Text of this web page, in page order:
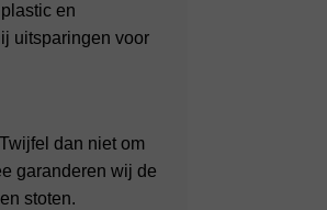
en
uitsparingen voor
dan niet om
garanderen wij de
stoten.